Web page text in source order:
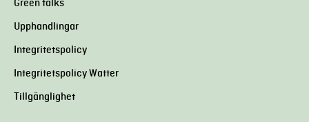
Green talks
Upphandlingar
Integritetspolicy
Integritetspolicy Watter
Tillgänglighet